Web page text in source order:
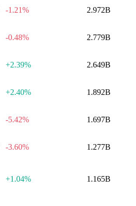
-1.21% 2.972B
-0.48% 2.779B
+2.39% 2.649B
+2.40% 1.892B
-5.42% 1.697B
-3.60% 1.277B
+1.04% 1.165B